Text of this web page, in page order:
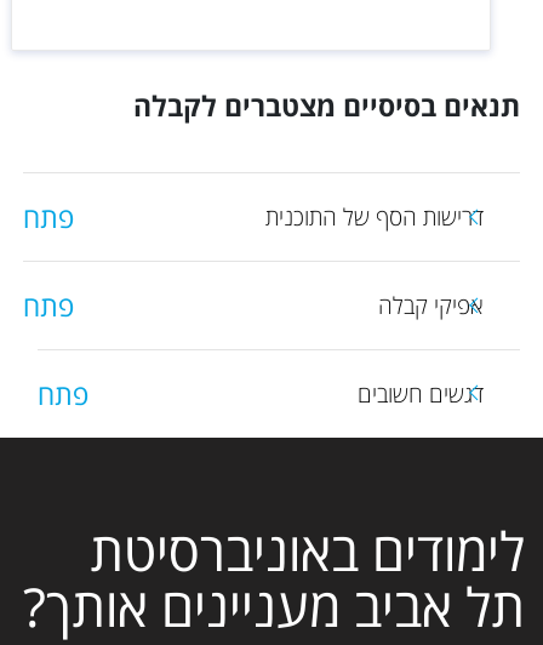
תנאים בסיסיים מצטברים לקבלה
דרישות הסף של התוכנית פתח
אפיקי קבלה פתח
דגשים חשובים פתח
לימודים באוניברסיטת
תל אביב מעניינים אותך?